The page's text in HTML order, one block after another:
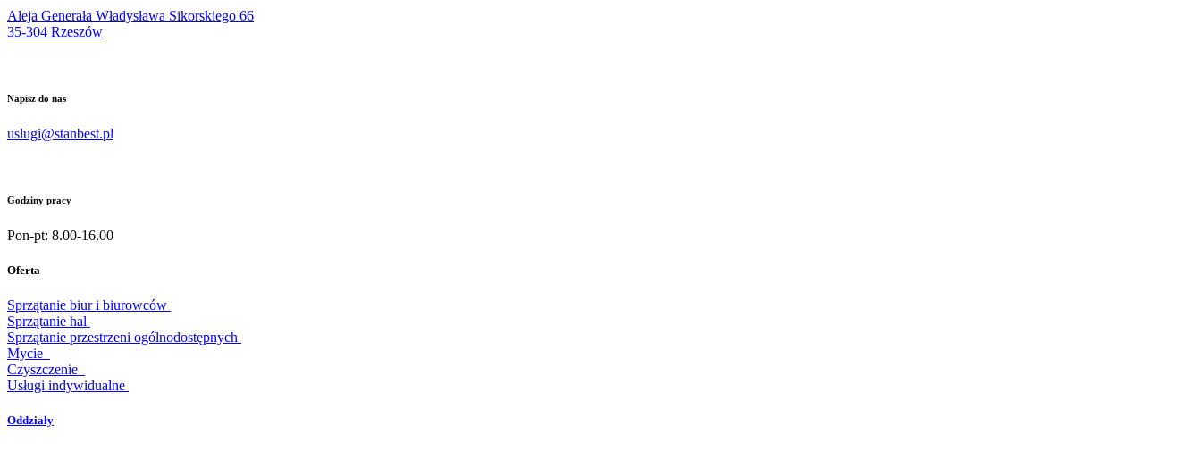
Aleja Generała Władysława Sikorskiego 66
35-304 Rzeszów
Napisz do nas
uslugi@stanbest.pl
Godziny pracy
Pon-pt: 8.00-16.00
Oferta
Sprzątanie biur i biurowców
Sprzątanie hal
Sprzątanie przestrzeni ogólnodostępnych
Mycie
Czyszczenie
Usługi indywidualne
Oddziały